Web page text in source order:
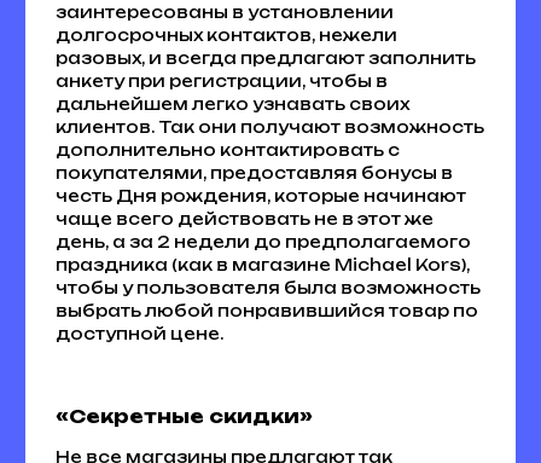
заинтересованы в установлении
долгосрочных контактов, нежели
разовых, и всегда предлагают заполнить
анкету при регистрации, чтобы в
дальнейшем легко узнавать своих
клиентов. Так они получают возможность
дополнительно контактировать с
покупателями, предоставляя бонусы в
честь Дня рождения, которые начинают
чаще всего действовать не в этот же
день, а за 2 недели до предполагаемого
праздника (как в магазине Michael Kors),
чтобы у пользователя была возможность
выбрать любой понравившийся товар по
доступной цене.
«Секретные скидки»
Не все магазины предлагают так